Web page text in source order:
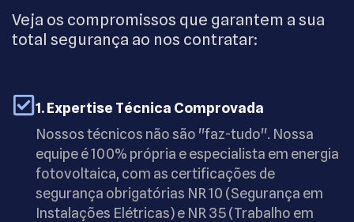
Veja os compromissos que garantem a sua
total segurança ao nos contratar:
1. Expertise Técnica Comprovada
Nossos técnicos não são "faz-tudo". Nossa
equipe é 100% própria e especialista em energia
fotovoltaica, com as certificações de
segurança obrigatórias NR 10 (Segurança em
Instalações Elétricas) e NR 35 (Trabalho em